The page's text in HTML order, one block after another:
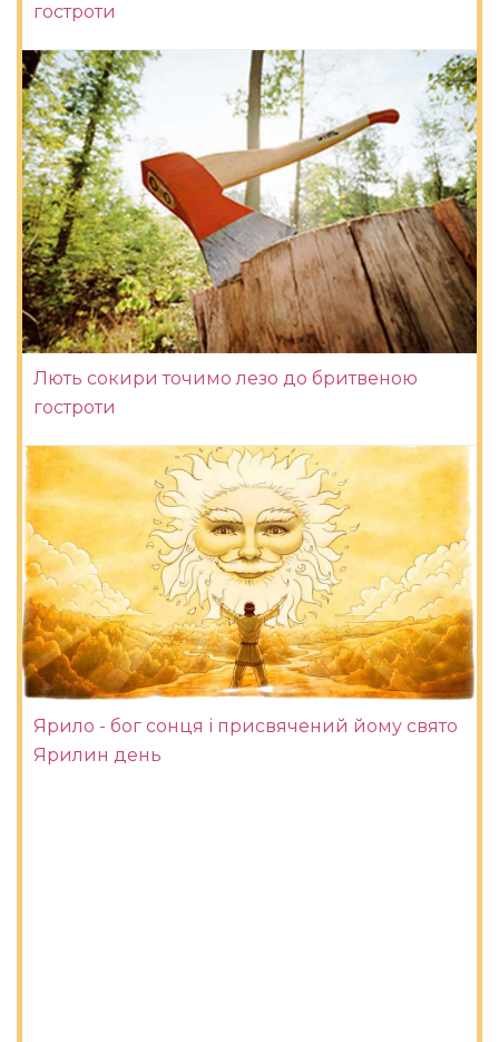
гостроти
Лють сокири точимо лезо до бритвеною
гостроти
Ярило - бог сонця і присвячений йому свято
Ярилин день